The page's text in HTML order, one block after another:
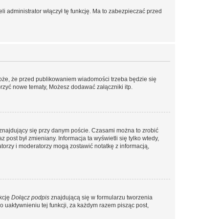
włączył tę funkcję. Ma to zabezpieczać przed
że przed publikowaniem wiadomości trzeba będzie się
nowe tematy, Możesz dodawać załączniki itp.
się przy danym poście. Czasami można to zrobić
był zmieniany. Informacja ta wyświetli się tylko wtedy,
i moderatorzy mogą zostawić notatkę z informacją,
Dołącz podpis znajdującą się w formularzu tworzenia
tej funkcji, za każdym razem pisząc post,